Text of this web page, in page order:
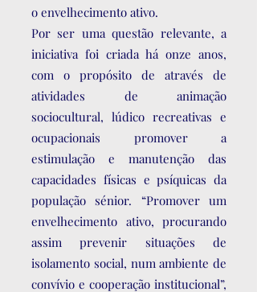
o envelhecimento ativo.
Por ser uma questão relevante, a
iniciativa foi criada há onze anos,
com o propósito de através de
atividades de animação
sociocultural, lúdico recreativas e
ocupacionais promover a
estimulação e manutenção das
capacidades físicas e psíquicas da
população sénior. “Promover um
envelhecimento ativo, procurando
assim prevenir situações de
isolamento social, num ambiente de
convívio e cooperação institucional”,